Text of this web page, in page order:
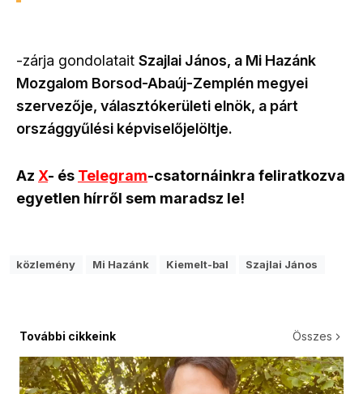
-zárja gondolatait Szajlai János, a Mi Hazánk
Mozgalom Borsod-Abaúj-Zemplén megyei
szervezője, választókerületi elnök, a párt
országgyűlési képviselőjelöltje.
Az X- és Telegram-csatornáinkra feliratkozva
egyetlen hírről sem maradsz le!
közlemény Mi Hazánk Kiemelt-bal Szajlai János
További cikkeink Összes